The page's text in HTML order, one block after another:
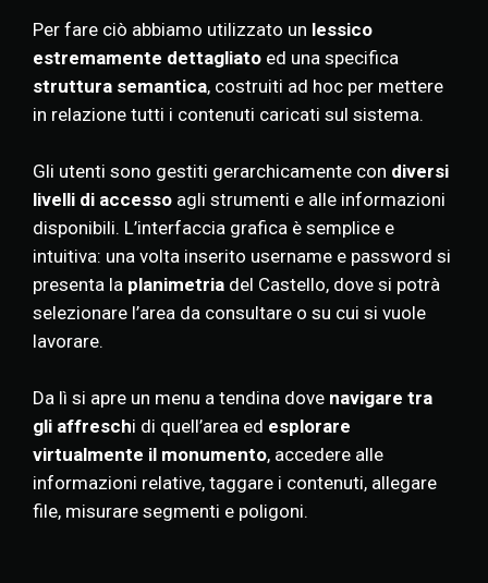
Per fare ciò abbiamo utilizzato un lessico
estremamente dettagliato ed una specifica
struttura semantica, costruiti ad hoc per mettere
in relazione tutti i contenuti caricati sul sistema.
Gli utenti sono gestiti gerarchicamente con diversi
livelli di accesso agli strumenti e alle informazioni
disponibili. L’interfaccia grafica è semplice e
intuitiva: una volta inserito username e password si
presenta la planimetria del Castello, dove si potrà
selezionare l’area da consultare o su cui si vuole
lavorare.
Da lì si apre un menu a tendina dove navigare tra
gli affreschi di quell’area ed esplorare
virtualmente il monumento, accedere alle
informazioni relative, taggare i contenuti, allegare
file, misurare segmenti e poligoni.